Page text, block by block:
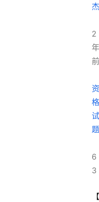
杰
2
年
前
资
格
试
题
6
3
【